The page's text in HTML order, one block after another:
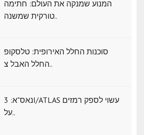
המנוע שמנקה את העולם: חתימה
טורקית שמשנה..
סוכנות החלל האירופית: טלסקופ
החלל האבל צ..
נאס"א: ‏3I/ATLAS עשוי לספק רמזים
על..